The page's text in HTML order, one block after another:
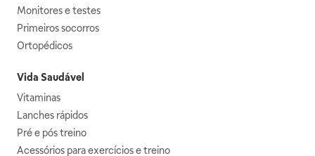
Monitores e testes
Primeiros socorros
Ortopédicos
Vida Saudável
Vitaminas
Lanches rápidos
Pré e pós treino
Acessórios para exercícios e treino